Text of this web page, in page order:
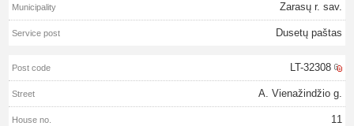
Zarasų r. sav.
Dusetų paštas
LT-32308
A. Vienažindžio g.
11